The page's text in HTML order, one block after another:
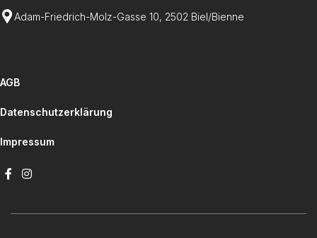
Adam-Friedrich-Molz-Gasse 10, 2502 Biel/Bienne
AGB
Datenschutzerklärung
Impressum